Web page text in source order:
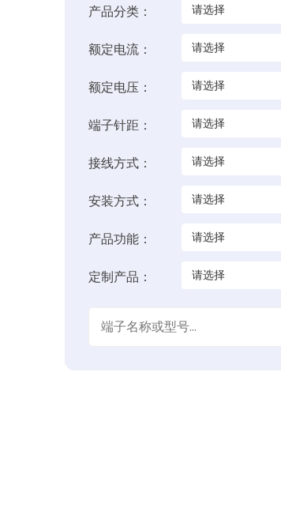
产品分类： 请选择
额定电流： 请选择
额定电压： 请选择
端子针距： 请选择
接线方式： 请选择
安装方式： 请选择
产品功能： 请选择
定制产品： 请选择